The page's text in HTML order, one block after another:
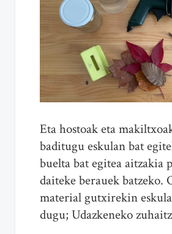
Eta hostoak eta
baditugu eskulan bat
buelta bat egitea aitzakia
daiteke berauek batzeko.
material gutxirekin
dugu; Udazkeneko